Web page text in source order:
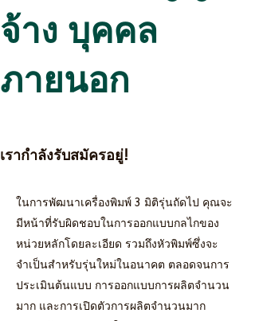
จ้าง บุคคล
ภายนอก
เรากำลังรับสมัครอยู่!
ในการพัฒนาเครื่องพิมพ์ 3 มิติรุ่นถัดไป คุณจะ
มีหน้าที่รับผิดชอบในการออกแบบกลไกของ
หน่วยหลักโดยละเอียด รวมถึงหัวพิมพ์ซึ่งจะ
จำเป็นสำหรับรุ่นใหม่ในอนาคต ตลอดจนการ
ประเมินต้นแบบ การออกแบบการผลิตจำนวน
มาก และการเปิดตัวการผลิตจำนวนมาก